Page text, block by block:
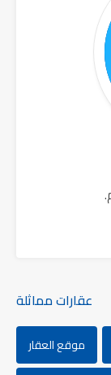
عقارات مماثلة
موقع العقار